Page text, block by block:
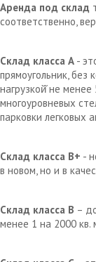
Аренда под склад
соответственно,
Склад класса А -
прямоугольник,
нагрузкой̆ не
многоуровневых
парковки легковых
Склад класса В+ -
в новом, но и в
Склад класса В –
менее 1 на 2000 кв.